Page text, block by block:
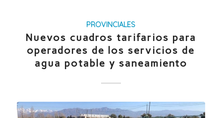
PROVINCIALES
Nuevos cuadros tarifarios para
operadores de los servicios de
agua potable y saneamiento